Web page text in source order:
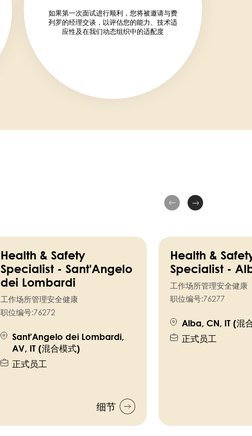
如果第一次面试进行顺利，您将被邀请与费
列罗的经理交谈，以评估您的能力、技术适
应性及在我们动态组织中的适配度
Health & Safety
Specialist - Sant'Angelo
dei Lombardi
工作场所管理安全健康
职位编号:76272
Sant'Angelo dei Lombardi,
AV, IT (混合模式)
正式员工
细节
Health &
Specialist -
工作场所管理安全健康
职位编号:76277
Alba, CN, IT (混
正式员工